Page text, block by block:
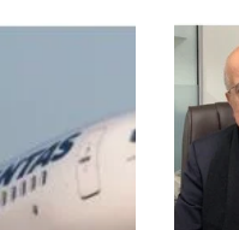
عن
استئناف
السفر
الدولي